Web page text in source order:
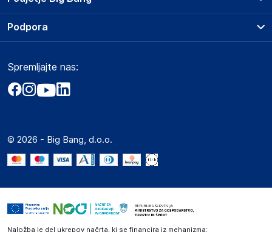
O podjetju
Obvestila za javnost
Akt o digitalnih storitvah
Marketplace za partnerje
Novosti
Storitve
Dostava, vnos in odvoz
Zavarovanje izdelkov
Podpora
Marketplace
Kako oddati naročilo?
Spremljajte nas:
© 2026 - Big Bang, d.o.o.
Naložba je del ukrepov načrta, ki se financira iz mehanizma: